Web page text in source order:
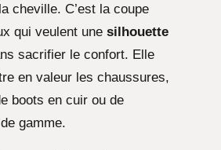
cheville. C’est la coupe
qui veulent une silhouette
sacrifier le confort. Elle
en valeur les chaussures,
boots en cuir ou de
gamme.